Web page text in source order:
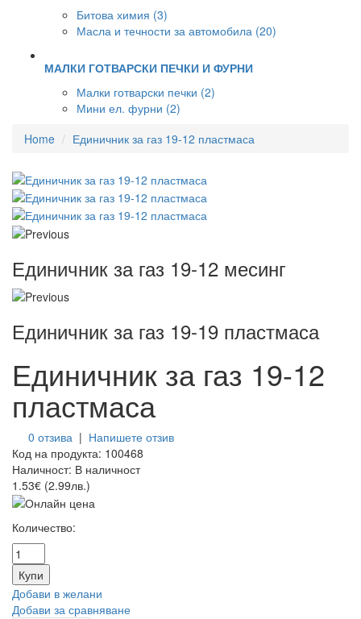
Битова химия (3)
Масла и течности за автомобила (20)
МАЛКИ ГОТВАРСКИ ПЕЧКИ И ФУРНИ
Малки готварски печки (2)
Мини ел. фурни (2)
Home
Единичник за газ 19-12 пластмаса
Единичник за газ 19-12 месинг
Единичник за газ 19-19 пластмаса
Единичник за газ 19-12
пластмаса
0 отзива | Напишете отзив
Код на продукта: 100468
Наличност: В наличност
1.53€ (2.99лв.)
Количество:
Добави в желани
Добави за сравняване